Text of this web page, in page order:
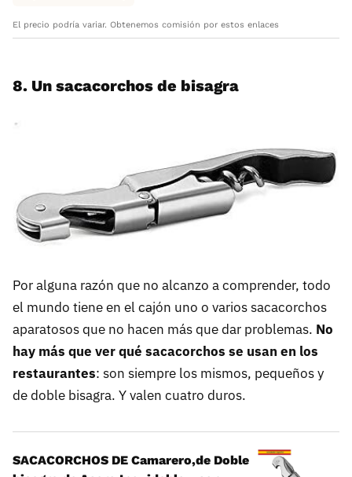
El precio podría variar. Obtenemos comisión por estos enlaces
8. Un sacacorchos de bisagra
Por alguna razón que no alcanzo a comprender, todo
el mundo tiene en el cajón uno o varios sacacorchos
aparatosos que no hacen más que dar problemas. No
hay más que ver qué sacacorchos se usan en los
restaurantes: son siempre los mismos, pequeños y
de doble bisagra. Y valen cuatro duros.
SACACORCHOS DE Camarero,de Doble